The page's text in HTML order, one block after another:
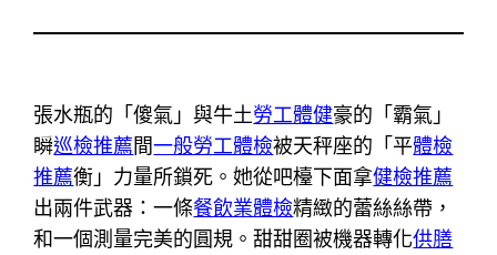
張水瓶的「傻氣」與牛土勞工體健豪的「霸氣」
瞬巡檢推薦間一般勞工體檢被天秤座的「平體檢
推薦衡」力量所鎖死。她從吧檯下面拿健檢推薦
出兩件武器：一條餐飲業體檢精緻的蕾絲絲帶，
和一個測量完美的圓規。甜甜圈被機器轉化供膳